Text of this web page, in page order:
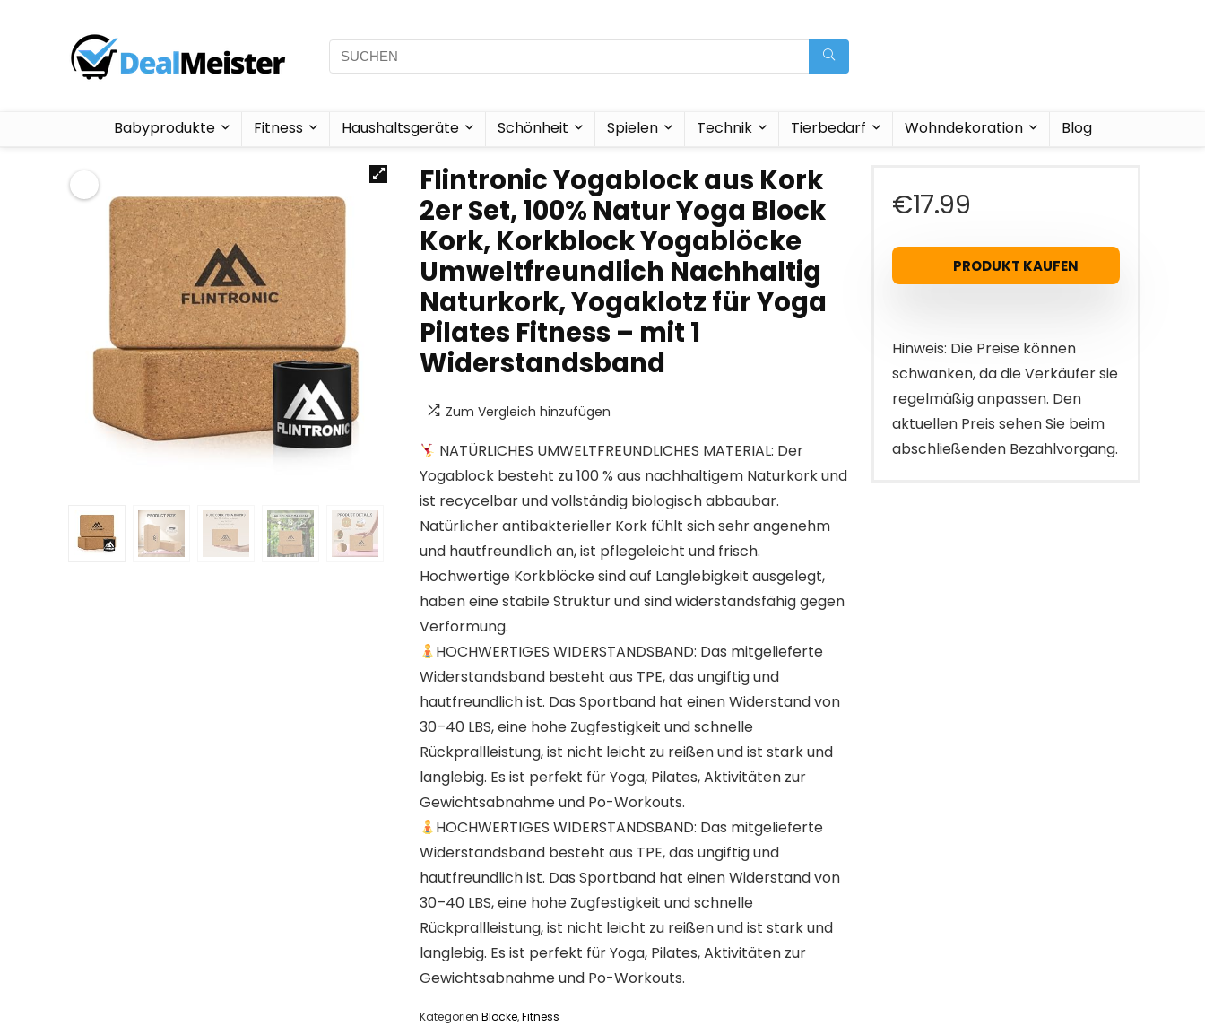
Babyprodukte Fitness Haushaltsgeräte Schönheit Spielen Technik Tierbedarf Wohndekoration Blog
Flintronic Yogablock aus Kork
2er Set, 100% Natur Yoga Block
Kork, Korkblock Yogablöcke
Umweltfreundlich Nachhaltig
Naturkork, Yogaklotz für Yoga
Pilates Fitness – mit 1
Widerstandsband
Zum Vergleich hinzufügen
NATÜRLICHES UMWELTFREUNDLICHES MATERIAL: Der
Yogablock besteht zu 100 % aus nachhaltigem Naturkork und
ist recycelbar und vollständig biologisch abbaubar.
Natürlicher antibakterieller Kork fühlt sich sehr angenehm
und hautfreundlich an, ist pflegeleicht und frisch.
Hochwertige Korkblöcke sind auf Langlebigkeit ausgelegt,
haben eine stabile Struktur und sind widerstandsfähig gegen
Verformung.
HOCHWERTIGES WIDERSTANDSBAND: Das mitgelieferte
Widerstandsband besteht aus TPE, das ungiftig und
hautfreundlich ist. Das Sportband hat einen Widerstand von
30–40 LBS, eine hohe Zugfestigkeit und schnelle
Rückprallleistung, ist nicht leicht zu reißen und ist stark und
langlebig. Es ist perfekt für Yoga, Pilates, Aktivitäten zur
Gewichtsabnahme und Po-Workouts.
HOCHWERTIGES WIDERSTANDSBAND: Das mitgelieferte
Widerstandsband besteht aus TPE, das ungiftig und
hautfreundlich ist. Das Sportband hat einen Widerstand von
30–40 LBS, eine hohe Zugfestigkeit und schnelle
Rückprallleistung, ist nicht leicht zu reißen und ist stark und
langlebig. Es ist perfekt für Yoga, Pilates, Aktivitäten zur
Gewichtsabnahme und Po-Workouts.
Kategorien Blöcke,Fitness
€17.99
PRODUKT KAUFEN
Hinweis: Die Preise können
schwanken, da die Verkäufer sie
regelmäßig anpassen. Den
aktuellen Preis sehen Sie beim
abschließenden Bezahlvorgang.